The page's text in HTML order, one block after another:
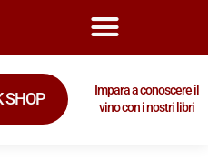
SHOP
Impara a conoscere il
vino con i nostri libri